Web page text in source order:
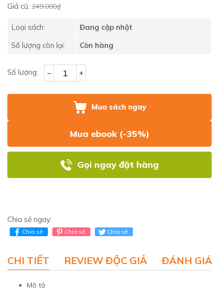
Giá cũ: 249.000₫
Loại sách:
Đang cập nhật
Số lượng còn lại:
Còn hàng
Số lượng: – +
Mua sách ngay
Mua ebook (-35%)
Gọi ngay đặt hàng
Chia sẻ ngay:
Chia sẻ Chia sẻ Chia sẻ
CHI TIẾT REVIEW ĐỘC GIẢ ĐÁNH GIÁ
Mô tả